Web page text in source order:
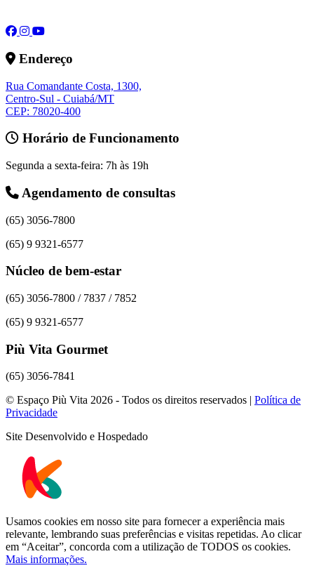
Endereço
Rua Comandante Costa, 1300,
Centro-Sul - Cuiabá/MT
CEP: 78020-400
Horário de Funcionamento
Segunda a sexta-feira: 7h às 19h
Agendamento de consultas
(65) 3056-7800
(65) 9 9321-6577
Núcleo de bem-estar
(65) 3056-7800 / 7837 / 7852
(65) 9 9321-6577
Più Vita Gourmet
(65) 3056-7841
© Espaço Più Vita 2026 - Todos os direitos reservados | Política de
Privacidade
Site Desenvolvido e Hospedado
Usamos cookies em nosso site para fornecer a experiência mais
relevante, lembrando suas preferências e visitas repetidas. Ao clicar
em “Aceitar”, concorda com a utilização de TODOS os cookies.
Mais informações.